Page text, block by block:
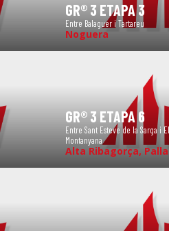
GR® 3 ETAPA 3
Entre Balaguer i Tartareu
Noguera
GR® 3 ETAPA 6
Entre Sant Esteve de la Sarga i
Montanyana
Alta Ribagorça,